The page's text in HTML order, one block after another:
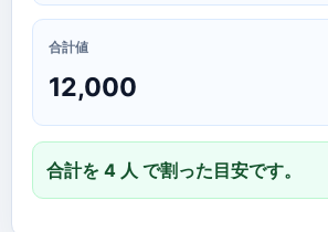
合計値
12,000
合計を 4 人 で割った目安です。